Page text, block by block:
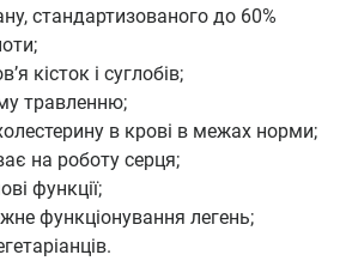
стандартизованого до 60%
кісток і суглобів;
травленню;
в крові в межах норми;
на роботу серця;
функції;
функціонування легень;